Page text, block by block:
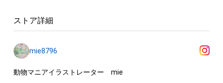
する
アイテムに関する注意事項
・本アイテムに関する創作物(画像および映像、音楽、商標または
ロゴ等を含みますがこれらに限られません。)にかかる知的財産
ストア詳細
mie8796
動物マニアイラストレーター　mie